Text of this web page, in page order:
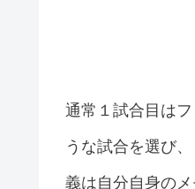
通常１試合目は
うな試合を選び
義は自分自身の